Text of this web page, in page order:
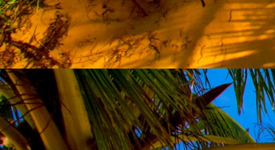
14. hét
Átadva magam az érzékek
Elveszítettem azt, ami saját lényem
S már úgy tűnt, hogy a gondolkodás
Kábulttá vált Énemet is magával
De ébresztőleg hatva rám az érzéki
A kozmikus gondolkodás is egyre
15. hét
Mint akit elvarázsoltak, megérzem
A szellem működését a kozmikus
Mely az érzéketlenségbe